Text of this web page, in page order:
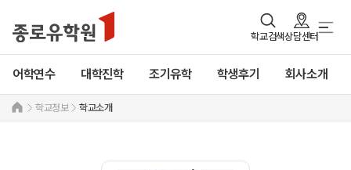
학교검색상담센터
어학연수 대학진학 조기유학 학생후기 회사소개
학교정보 학교소개